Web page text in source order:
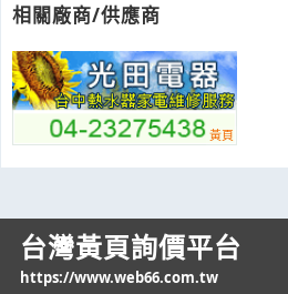
相關廠商/供應商
台灣黃頁詢價平台
https://www.web66.com.tw